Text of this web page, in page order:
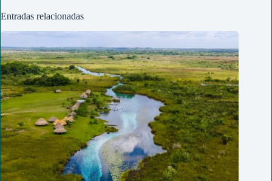
Entradas relacionadas